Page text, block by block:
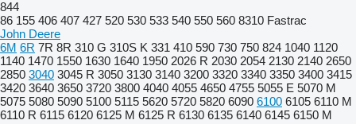
844
86 155 406 407 427 520 530 533 540 550 560 8310 Fastrac
John Deere
6M 6R 7R 8R 310 G 310S K 331 410 590 730 750 824 1040 1120
1140 1470 1550 1630 1640 1950 2026 R 2030 2054 2130 2140 2650
2850 3040 3045 R 3050 3130 3140 3200 3320 3340 3350 3400 3415
3420 3640 3650 3720 3800 4040 4055 4650 4755 5055 E 5070 M
5075 5080 5090 5100 5115 5620 5720 5820 6090 6100 6105 6110 M
6110 R 6115 6120 6125 M 6125 R 6130 6135 6140 6145 6150 M